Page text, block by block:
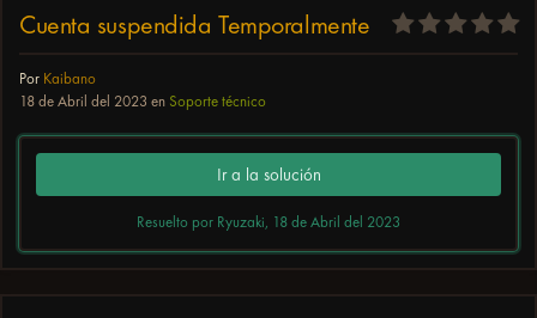
Cuenta suspendida Temporalmente
Por Kaibano
18 de Abril del 2023 en Soporte técnico
Ir a la solución
Resuelto por Ryuzaki, 18 de Abril del 2023